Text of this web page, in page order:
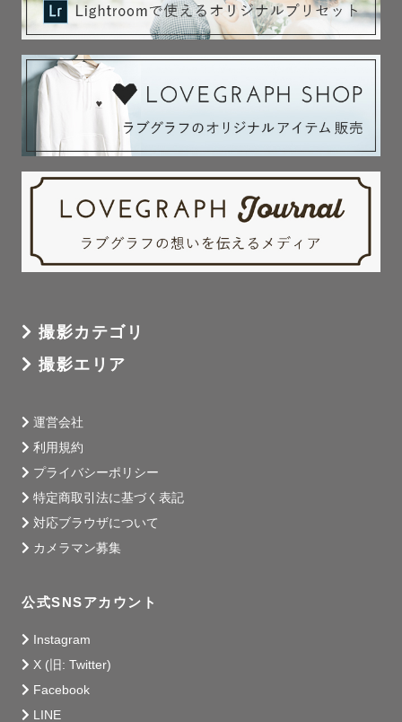
撮影カテゴリ
撮影エリア
運営会社
利用規約
プライバシーポリシー
特定商取引法に基づく表記
対応ブラウザについて
カメラマン募集
公式SNSアカウント
Instagram
X (旧: Twitter)
Facebook
LINE